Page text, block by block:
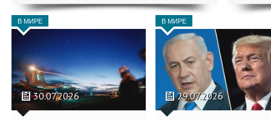
В МИРЕ
30.07.2026
В МИРЕ
29.07.2026